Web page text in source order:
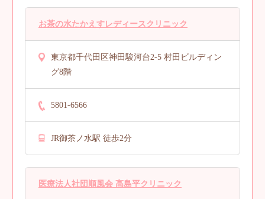
お茶の水たかえすレディースクリニック
東京都千代田区神田駿河台2-5 村田ビルディン
グ8階
5801-6566
JR御茶ノ水駅 徒歩2分
医療法人社団順風会 高島平クリニック